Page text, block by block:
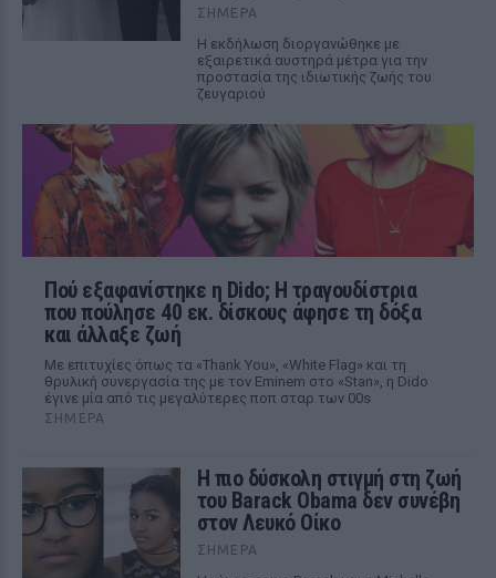
ΣΉΜΕΡΑ
Η εκδήλωση διοργανώθηκε με
εξαιρετικά αυστηρά μέτρα για την
προστασία της ιδιωτικής ζωής του
ζευγαριού
Πού εξαφανίστηκε η Dido; Η τραγουδίστρια
που πούλησε 40 εκ. δίσκους άφησε τη δόξα
και άλλαξε ζωή
Με επιτυχίες όπως τα «Thank You», «White Flag» και τη
θρυλική συνεργασία της με τον Eminem στο «Stan», η Dido
έγινε μία από τις μεγαλύτερες ποπ σταρ των 00s
ΣΉΜΕΡΑ
Η πιο δύσκολη στιγμή στη ζωή
του Barack Obama δεν συνέβη
στον Λευκό Οίκο
ΣΉΜΕΡΑ